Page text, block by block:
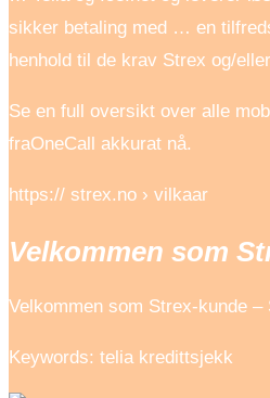
sikker betaling med … en
henhold til de krav Strex og/
Se en full oversikt over alle
fraOneCall akkurat nå.
https:// strex.no › vilkaar
Velkommen som
Velkommen som Strex-kunde –
Keywords: telia kredittsjekk